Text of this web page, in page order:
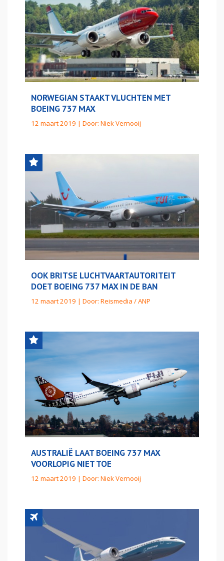
NORWEGIAN STAAKT VLUCHTEN MET
BOEING 737 MAX
12 maart 2019 | Door: Niek Vernooij
OOK BRITSE LUCHTVAARTAUTORITEIT
DOET BOEING 737 MAX IN DE BAN
12 maart 2019 | Door: Reismedia / ANP
AUSTRALIË LAAT BOEING 737 MAX
VOORLOPIG NIET TOE
12 maart 2019 | Door: Niek Vernooij